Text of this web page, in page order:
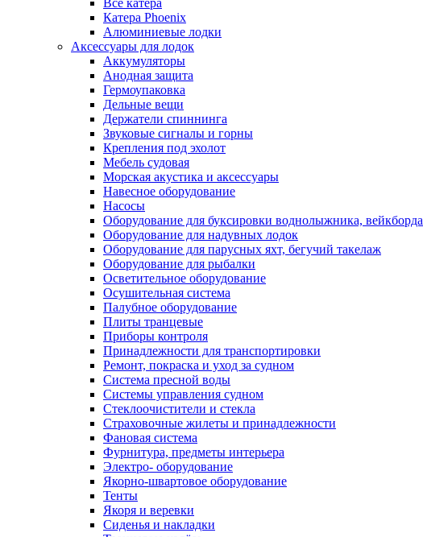
Все катера
Катера Phoenix
Алюминиевые лодки
Аксессуары для лодок
Аккумуляторы
Анодная защита
Гермоупаковка
Дельные вещи
Держатели спиннинга
Звуковые сигналы и горны
Крепления под эхолот
Мебель судовая
Морская акустика и аксессуары
Навесное оборудование
Насосы
Оборудование для буксировки воднолыжника, вейкборда
Оборудование для надувных лодок
Оборудование для парусных яхт, бегучий такелаж
Оборудование для рыбалки
Осветительное оборудование
Осушительная система
Палубное оборудование
Плиты транцевые
Приборы контроля
Принадлежности для транспортировки
Ремонт, покраска и уход за судном
Система пресной воды
Системы управления судном
Стеклоочистители и стекла
Страховочные жилеты и принадлежности
Фановая система
Фурнитура, предметы интерьера
Электро- оборудование
Якорно-швартовое оборудование
Тенты
Якоря и веревки
Сиденья и накладки